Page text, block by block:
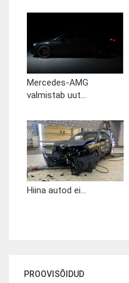
Mercedes-AMG
valmistab uut...
Hiina autod ei...
PROOVISÕIDUD